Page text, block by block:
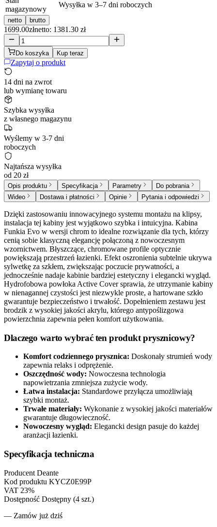
magazynowy
Wysyłka w 3–7 dni roboczych
netto brutto
1699.00złnetto: 1381.30 zł
Do koszyka Kup teraz
Zapytaj o produkt
14 dni na zwrot
lub wymianę towaru
Szybka wysyłka
z własnego magazynu
Wyślemy w 3-7 dni
roboczych
Najtańsza wysyłka
od 20 zł
Opis produktu Specyfikacja Parametry
Do pobrania
Wideo
Dostawa i płatności Opinie Pytania i odpowiedzi
Dzięki zastosowaniu innowacyjnego systemu montażu na klipsy,
instalacja tej kabiny jest wyjątkowo szybka i intuicyjna. Kabina
Funkia Evo w wersji chrom to idealne rozwiązanie dla tych, którzy
cenią sobie klasyczną elegancję połączoną z nowoczesnym
wzornictwem. Błyszczące, chromowane profile optycznie
powiększają przestrzeń łazienki. Efekt oszronienia subtelnie ukrywa
sylwetkę za szkłem, zwiększając poczucie prywatności, a
jednocześnie nadaje kabinie bardziej estetyczny i elegancki wygląd.
Hydrofobowa powłoka Active Cover sprawia, że utrzymanie kabiny
w nienagannej czystości jest niezwykle proste, a hartowane szkło
gwarantuje bezpieczeństwo i trwałość. Dopełnieniem zestawu jest
brodzik z wysokiej jakości akrylu, którego antypoślizgowa
powierzchnia zapewnia pełen komfort użytkowania.
Dlaczego warto wybrać ten produkt prysznicowy?
Komfort codziennego prysznica: Doskonały strumień wody
zapewnia relaks i odprężenie.
Oszczędność wody: Nowoczesna technologia
napowietrzania zmniejsza zużycie wody.
Łatwa instalacja: Standardowe przyłącza umożliwiają
szybki montaż.
Trwałe materiały: Wykonanie z wysokiej jakości materiałów
gwarantuje długowieczność.
Nowoczesny wygląd: Elegancki design pasuje do każdej
aranżacji łazienki.
Specyfikacja techniczna
Producent Deante
Kod produktu KYCZ0E99P
VAT 23%
Dostępność Dostępny (4 szt.)
— Zamów już dziś